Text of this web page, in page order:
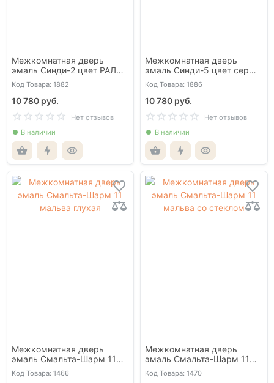
Межкомнатная дверь
эмаль Синди-2 цвет РАЛ
7047 глухая
Код Товара: 1882
10 780 руб.
Нет отзывов
В наличии
Межкомнатная дверь
эмаль Синди-5 цвет серый
глухая
Код Товара: 1886
10 780 руб.
Нет отзывов
В наличии
Межкомнатная дверь
эмаль Смальта-Шарм 11
мальва глухая
Код Товара: 1466
Межкомнатная дверь
эмаль Смальта-Шарм 11
мальва со стеклом
Код Товара: 1470